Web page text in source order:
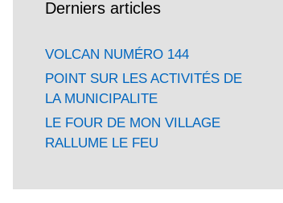
Derniers articles
VOLCAN NUMÉRO 144
POINT SUR LES ACTIVITÉS DE
LA MUNICIPALITE
LE FOUR DE MON VILLAGE
RALLUME LE FEU